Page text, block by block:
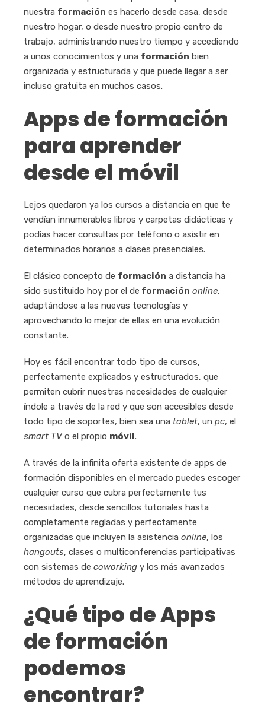
nuestra formación es hacerlo desde casa, desde
nuestro hogar, o desde nuestro propio centro de
trabajo, administrando nuestro tiempo y accediendo
a unos conocimientos y una formación bien
organizada y estructurada y que puede llegar a ser
incluso gratuita en muchos casos.
Apps de formación
para aprender
desde el móvil
Lejos quedaron ya los cursos a distancia en que te
vendían innumerables libros y carpetas didácticas y
podías hacer consultas por teléfono o asistir en
determinados horarios a clases presenciales.
El clásico concepto de formación a distancia ha
sido sustituido hoy por el de formación online,
adaptándose a las nuevas tecnologías y
aprovechando lo mejor de ellas en una evolución
constante.
Hoy es fácil encontrar todo tipo de cursos,
perfectamente explicados y estructurados, que
permiten cubrir nuestras necesidades de cualquier
índole a través de la red y que son accesibles desde
todo tipo de soportes, bien sea una tablet, un pc, el
smart TVo el propio móvil.
A través de la infinita oferta existente de apps de
formación disponibles en el mercado puedes escoger
cualquier curso que cubra perfectamente tus
necesidades, desde sencillos tutoriales hasta
completamente regladas y perfectamente
organizadas que incluyen la asistencia online, los
hangouts, clases o multiconferencias participativas
con sistemas de coworking y los más avanzados
métodos de aprendizaje.
¿Qué tipo de Apps
de formación
podemos
encontrar?